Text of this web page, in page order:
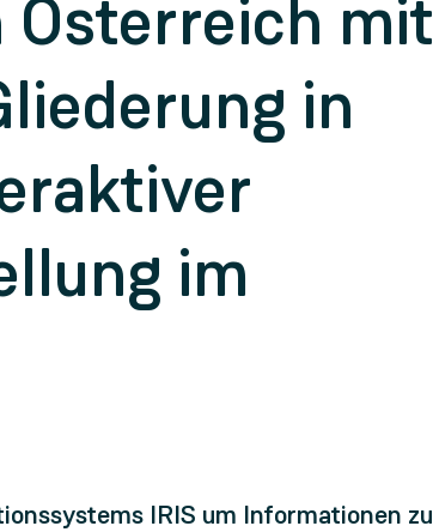
Österreich mit
in
im
IRIS um Informationen zu